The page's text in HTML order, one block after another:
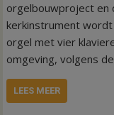
orgelbouwproject en
kerkinstrument
orgel met vier
omgeving, volgens
LEES MEER